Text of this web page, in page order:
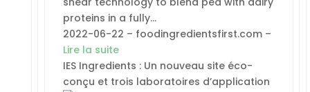
proteins in a fully…
2022-06-22 – foodingredientsfirst.com –
Lire la suite
IES Ingredients : Un nouveau site éco-
conçu et trois laboratoires d’application